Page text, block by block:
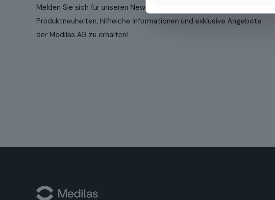
Melden Sie sich für unseren Newsletter an, um regelmässig
Produktneuheiten, hilfreiche Informationen und exklusive Angebote
der Medilas AG zu erhalten!